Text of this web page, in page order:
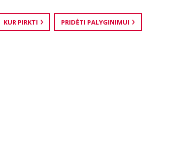
KUR PIRKTI PRIDĖTI PALYGINIMUI